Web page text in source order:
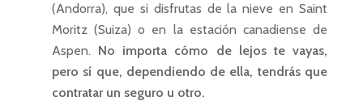
(Andorra), que si disfrutas de la nieve en Saint
Moritz (Suiza) o en la estación canadiense de
Aspen. No importa cómo de lejos te vayas,
pero sí que, dependiendo de ella, tendrás que
contratar un seguro u otro.